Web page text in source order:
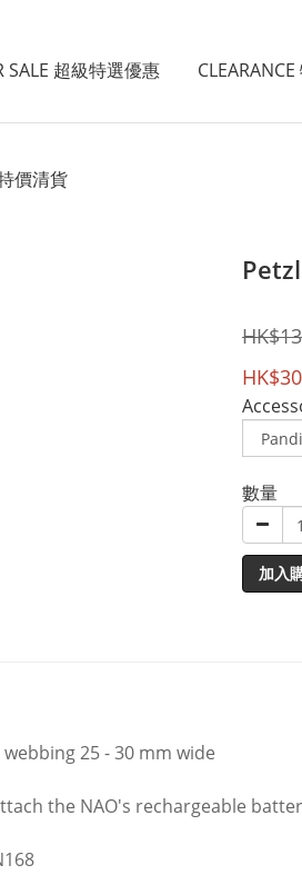
SALE 超級特選優惠
價清貨
數量
加入
25 - 30 mm wide
the NAO's rechargeable